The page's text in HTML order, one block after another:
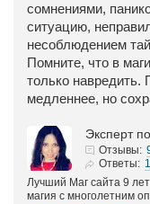
сомнениями,
ситуацию,
несоблюдением
Помните, что в
только навредить.
медленнее, но
Эксперт
Отзывы:
Ответы:
Лучший Маг сайта 9
магия с многолетним